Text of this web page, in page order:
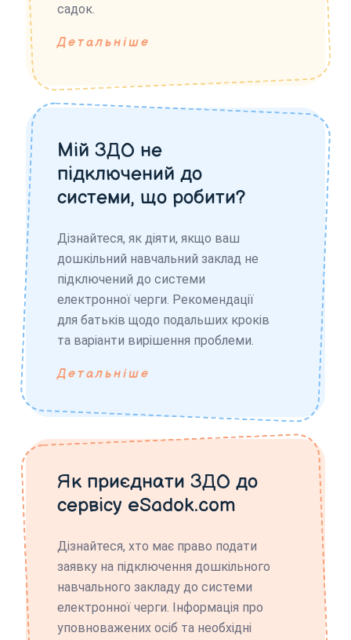
садок.
Детальніше
Мій ЗДО не
підключений до
системи, що робити?
Дізнайтеся, як діяти, якщо ваш
дошкільний навчальний заклад не
підключений до системи
електронної черги. Рекомендації
для батьків щодо подальших кроків
та варіанти вирішення проблеми.
Детальніше
Як приєднати ЗДО до
сервісу eSadok.com
Дізнайтеся, хто має право подати
заявку на підключення дошкільного
навчального закладу до системи
електронної черги. Інформація про
уповноважених осіб та необхідні